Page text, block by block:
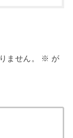
ません。 ※ が